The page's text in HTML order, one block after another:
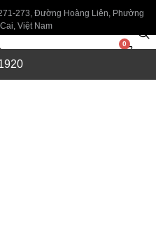
273, Đường Hoàng Liên, Phường
Việt Nam
0